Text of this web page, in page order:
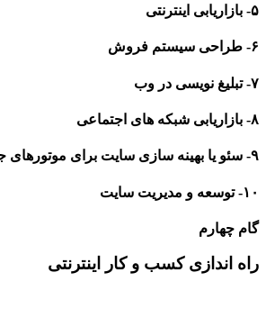
۵- بازاریابی اینترنتی
۶- طراحی سیستم فروش
۷- تبلیغ نویسی در وب
۸- بازاریابی شبکه های اجتماعی
۹- سئو یا بهینه سازی سایت برای موتورهای جستجو
۱۰- توسعه و مدیریت سایت
گام چهارم
راه اندازی کسب‌ و کار اینترنتی